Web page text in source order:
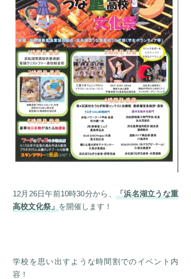
12月26日午前10時30分から、
「浜名湖立うな重
高校文化祭」 を開催します！
学校を思い出すような時間割でのイベント内
容！